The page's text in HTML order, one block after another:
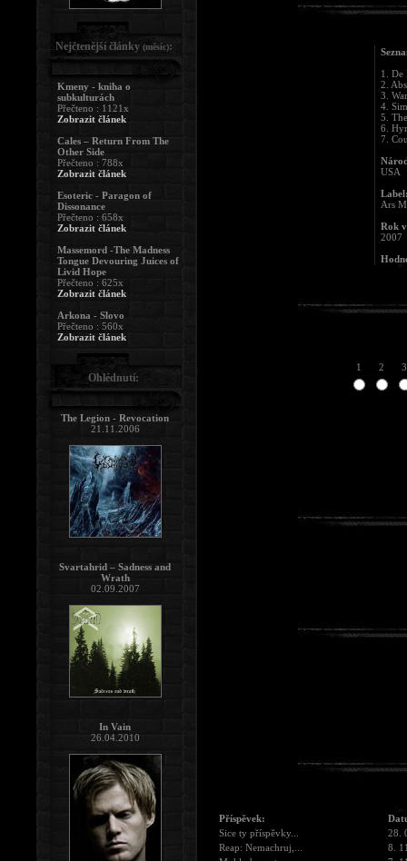
1. De
2.
3.
4.
5.
6.
7.
USA
Ars
Rok
2007
1 2 3
Příspěvek:
Sice ty příspěvky...
28.
Reap: Nemachruj,...
8.
Nejčtenější články (měsíc):
Kmeny - kniha o
subkulturách
Přečteno : 1121x
Zobrazit článek
Cales – Return From The
Other Side
Přečteno : 788x
Zobrazit článek
Esoteric - Paragon of
Dissonance
Přečteno : 658x
Zobrazit článek
Massemord -The Madness
Tongue Devouring Juices of
Livid Hope
Přečteno : 625x
Zobrazit článek
Arkona - Slovo
Přečteno : 560x
Zobrazit článek
Ohlédnutí:
The Legion - Revocation
21.11.2006
Svartahrid – Sadness and
Wrath
02.09.2007
In Vain
26.04.2010